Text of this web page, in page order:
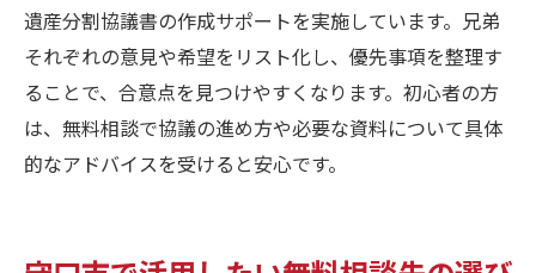
遺産分割協議書の作成サポートを実施しています。兄弟
それぞれの意見や希望をリスト化し、優先事項を整理す
ることで、合意点を見つけやすくなります。初心者の方
は、無料相談で協議の進め方や必要な資料について具体
的なアドバイスを受けると安心です。